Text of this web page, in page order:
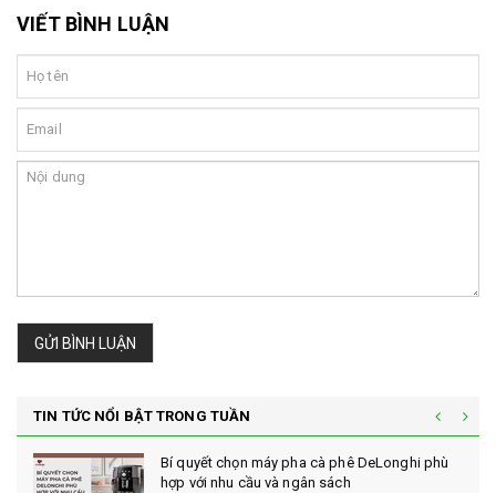
VIẾT BÌNH LUẬN
GỬI BÌNH LUẬN
TIN TỨC NỔI BẬT TRONG TUẦN
Bí quyết chọn máy pha cà phê DeLonghi phù
hợp với nhu cầu và ngân sách